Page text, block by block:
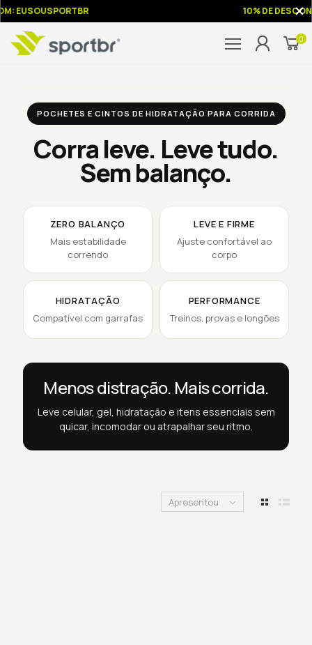
EUSOUSPORTBR 10% DE
0
POCHETES E CINTOS DE HIDRATAÇÃO PARA CORRIDA
Corra leve. Leve tudo.
Sem balanço.
ZERO BALANÇO
Mais estabilidade
correndo
LEVE E FIRME
Ajuste confortável ao
corpo
HIDRATAÇÃO
Compatível com garrafas
PERFORMANCE
Treinos, provas e longões
Menos distração. Mais corrida.
Leve celular, gel, hidratação e itens essenciais sem
quicar, incomodar ou atrapalhar seu ritmo.
Apresentou